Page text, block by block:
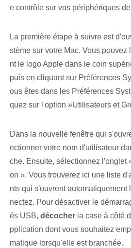
e contrôle sur vos périphériques
La première étape à suivre est
stème sur votre Mac. Vous pouvez
nt le logo Apple dans le coin
puis en cliquant sur Préférences
ous êtes dans les Préférences
quez sur l'option ‌»Utilisateurs et
Dans la nouvelle fenêtre qui
ectionner votre nom d'utilisateur
che. Ensuite, sélectionnez l'onglet
on ». Vous trouverez ici une liste
nts qui s'ouvrent automatiquement
nectez. Pour désactiver le
és USB, décocher ‌la case à côté
pplication dont vous souhaitez
matique lorsqu'elle est branchée.